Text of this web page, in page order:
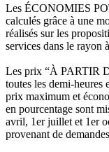
Les ÉCONOMIES
calculés grâce à une
réalisés sur les
services dans le rayon
Les prix “À PARTIR
toutes les demi-heures
prix maximum et
en pourcentage sont
avril, 1er juillet et 1er
provenant de